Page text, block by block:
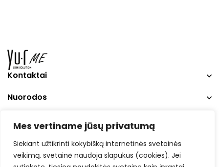
Mes vertiname jūsų privatumą
Siekiant užtikrinti kokybišką internetinės svetainės
veikimą, svetainė naudoja slapukus (cookies). Jei
Kontaktai
Nuorodos